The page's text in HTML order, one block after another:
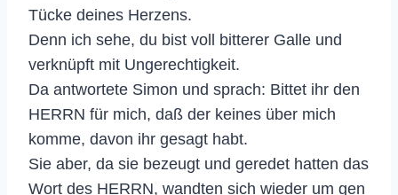
Tücke deines Herzens.
Denn ich sehe, du bist voll bitterer Galle und
verknüpft mit Ungerechtigkeit.
Da antwortete Simon und sprach: Bittet ihr den
HERRN für mich, daß der keines über mich
komme, davon ihr gesagt habt.
Sie aber, da sie bezeugt und geredet hatten das
Wort des HERRN, wandten sich wieder um gen